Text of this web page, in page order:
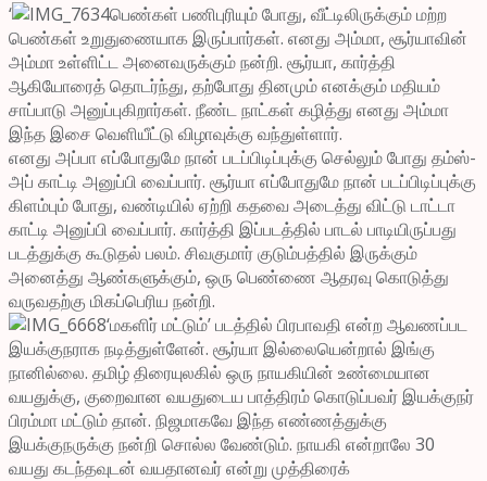
‘
பெண்கள் பணிபுரியும் போது, வீட்டிலிருக்கும் மற்ற
பெண்கள் உறுதுணையாக இருப்பார்கள். எனது அம்மா, சூர்யாவின்
அம்மா உள்ளிட்ட அனைவருக்கும் நன்றி. சூர்யா, கார்த்தி
ஆகியோரைத் தொடர்ந்து, தற்போது தினமும் எனக்கும் மதியம்
சாப்பாடு அனுப்புகிறார்கள். நீண்ட நாட்கள் கழித்து எனது அம்மா
இந்த இசை வெளியீட்டு விழாவுக்கு வந்துள்ளார்.
எனது அப்பா எப்போதுமே நான் படப்பிடிப்புக்கு செல்லும் போது தம்ஸ்-
அப் காட்டி அனுப்பி வைப்பார். சூர்யா எப்போதுமே நான் படப்பிடிப்புக்கு
கிளம்பும் போது, வண்டியில் ஏற்றி கதவை அடைத்து விட்டு டாட்டா
காட்டி அனுப்பி வைப்பார். கார்த்தி இப்படத்தில் பாடல் பாடியிருப்பது
படத்துக்கு கூடுதல் பலம். சிவகுமார் குடும்பத்தில் இருக்கும்
அனைத்து ஆண்களுக்கும், ஒரு பெண்ணை ஆதரவு கொடுத்து
வருவதற்கு மிகப்பெரிய நன்றி.
‘மகளிர் மட்டும்’ படத்தில் பிரபாவதி என்ற ஆவணப்பட
இயக்குநராக நடித்துள்ளேன். சூர்யா இல்லையென்றால் இங்கு
நானில்லை. தமிழ் திரையுலகில் ஒரு நாயகியின் உண்மையான
வயதுக்கு, குறைவான வயதுடைய பாத்திரம் கொடுப்பவர் இயக்குநர்
பிரம்மா மட்டும் தான். நிஜமாகவே இந்த எண்ணத்துக்கு
இயக்குநருக்கு நன்றி சொல்ல வேண்டும். நாயகி என்றாலே 30
வயது கடந்தவுடன் வயதானவர் என்று முத்திரைக்